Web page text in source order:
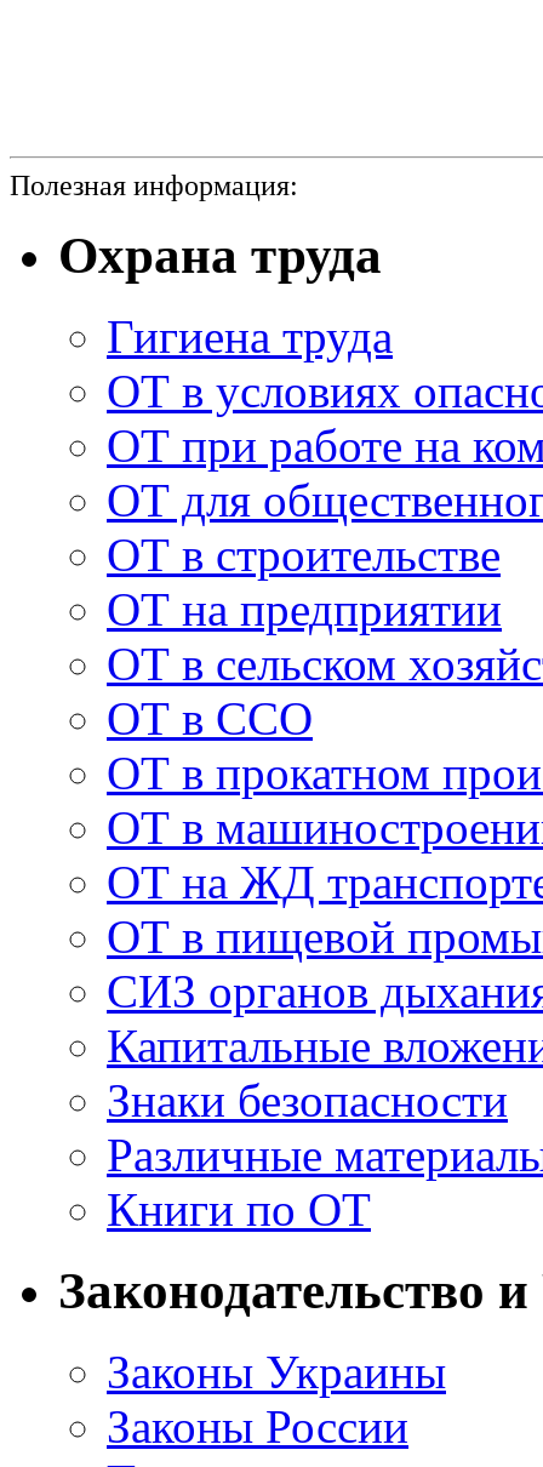
Полезная информация:
Охрана труда
Гигиена труда
ОТ в условиях
ОТ при работе на
ОТ для
ОТ в строительстве
ОТ на предприятии
ОТ в сельском
ОТ в ССО
ОТ в прокатном
ОТ в
ОТ на ЖД
ОТ в пищевой
СИЗ органов
Капитальные
Знаки безопасности
Различные
Книги по ОТ
Законодательство
Законы Украины
Законы России